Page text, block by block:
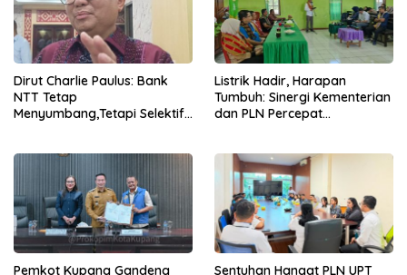
Dirut Charlie Paulus: Bank
NTT Tetap
Menyumbang,Tetapi Selektif
Listrik Hadir, Harapan
Tumbuh: Sinergi Kementerian
dan PLN Percepat
Pemkot Kupang Gandeng
Sentuhan Hangat PLN UPT